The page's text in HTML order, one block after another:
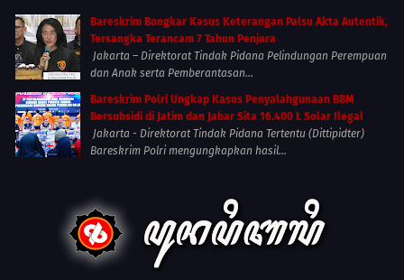
Bareskrim Bongkar Kasus Keterangan Palsu Akta Autentik,
Tersangka Terancam 7 Tahun Penjara
Jakarta – Direktorat Tindak Pidana Pelindungan Perempuan
dan Anak serta Pemberantasan...
Bareskrim Polri Ungkap Kasus Penyalahgunaan BBM
Bersubsidi di Jatim dan Jabar Sita 16.400 L Solar Ilegal
Jakarta - Direktorat Tindak Pidana Tertentu (Dittipidter)
Bareskrim Polri mengungkapkan hasil...